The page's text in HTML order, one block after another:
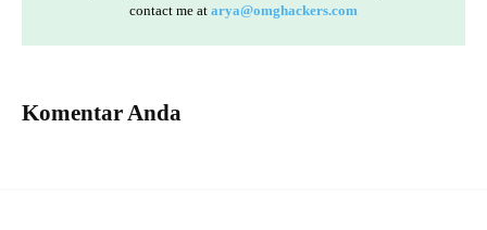
contact me at arya@omghackers.com
Komentar Anda